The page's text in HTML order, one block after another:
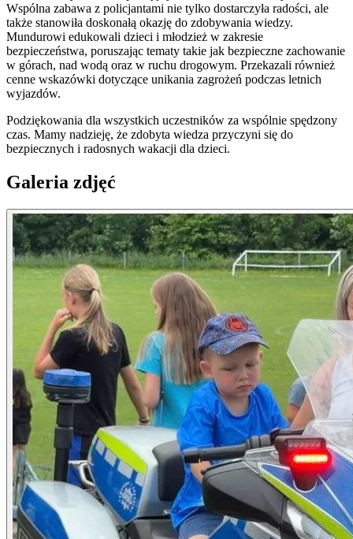
Wspólna zabawa z policjantami nie tylko dostarczyła radości, ale
także stanowiła doskonałą okazję do zdobywania wiedzy.
Mundurowi edukowali dzieci i młodzież w zakresie
bezpieczeństwa, poruszając tematy takie jak bezpieczne zachowanie
w górach, nad wodą oraz w ruchu drogowym. Przekazali również
cenne wskazówki dotyczące unikania zagrożeń podczas letnich
wyjazdów.
Podziękowania dla wszystkich uczestników za wspólnie spędzony
czas. Mamy nadzieję, że zdobyta wiedza przyczyni się do
bezpiecznych i radosnych wakacji dla dzieci.
Galeria zdjęć